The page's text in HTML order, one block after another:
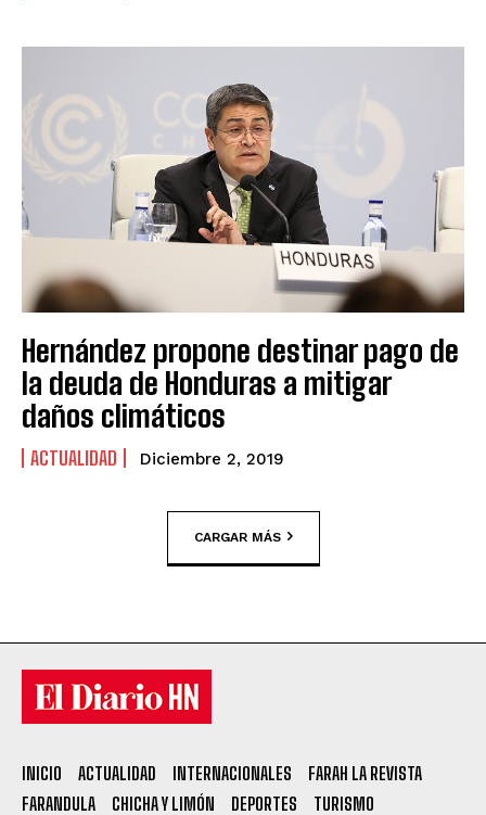
Hernández propone destinar pago de
la deuda de Honduras a mitigar
daños climáticos
ACTUALIDAD Diciembre 2, 2019
CARGAR MÁS
INICIO ACTUALIDAD INTERNACIONALES
FARAH LA REVISTA
FARANDULA
CHICHA Y LIMÓN DEPORTES TURISMO